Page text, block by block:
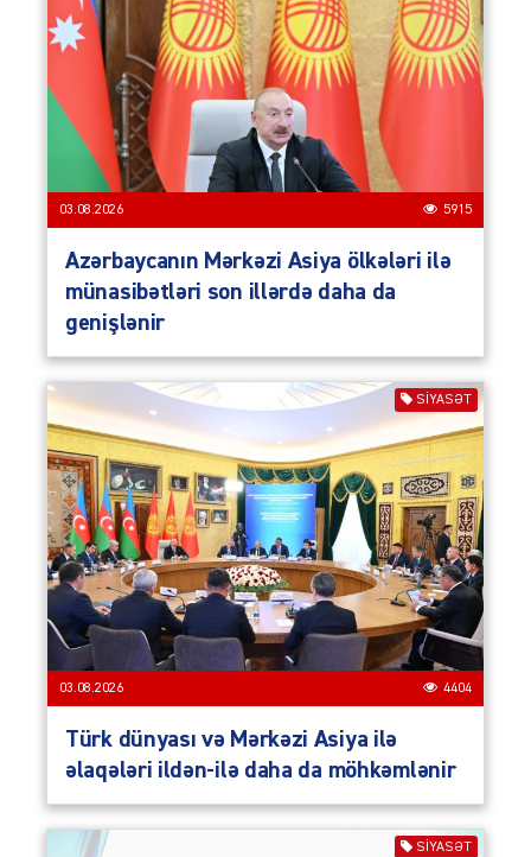
03.08.2026 5915
Azərbaycanın Mərkəzi Asiya ölkələri ilə
münasibətləri son illərdə daha da
genişlənir
SIYASƏT
03.08.2026 4404
Türk dünyası və Mərkəzi Asiya ilə
əlaqələri ildən-ilə daha da möhkəmlənir
SIYASƏT